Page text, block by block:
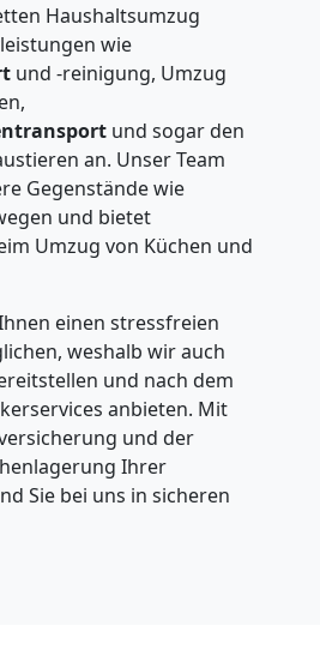
Haushaltsumzug
wie
und -reinigung, Umzug
und sogar den
an. Unser Team
Gegenstände wie
und bietet
Umzug von Küchen und
einen stressfreien
weshalb wir auch
und nach dem
anbieten. Mit
und der
Ihrer
Sie bei uns in sicheren